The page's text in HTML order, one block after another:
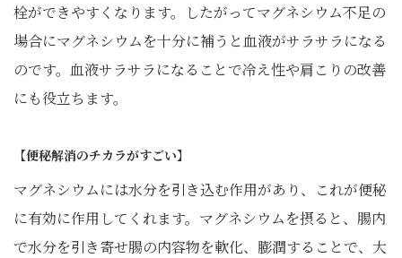
栓ができやすくなります。したがってマグネシウム不足の
場合にマグネシウムを十分に補うと血液がサラサラになる
のです。血液サラサラになることで冷え性や肩こりの改善
にも役立ちます。
【便秘解消のチカラがすごい】
マグネシウムには水分を引き込む作用があり、これが便秘
に有効に作用してくれます。マグネシウムを摂ると、腸内
で水分を引き寄せ腸の内容物を軟化、膨潤することで、大